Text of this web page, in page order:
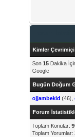
Kimler Çevrimiçi
Son 15 Dakika
Google
Bugün Doğum
ojjambekid (46),
Forum
Toplam Konular:
Toplam Yorumlar: